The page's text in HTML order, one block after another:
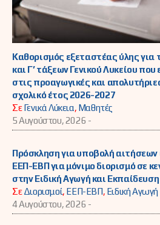
Καθορισμός εξεταστέας ύλης για
και Γ’ τάξεων Γενικού Λυκείου
στις προαγωγικές και
σχολικό έτος 2026-2027
ΣεΓενικά Λύκεια, Μαθητές
5 Αυγούστου, 2026 -
Πρόσκληση για υποβολή
ΕΕΠ-ΕΒΠ για μόνιμο διορισμό σε
στην Ειδική Αγωγή και Εκπαίδευση
ΣεΔιορισμοί, ΕΕΠ-ΕΒΠ, Ειδική Αγωγή
4 Αυγούστου, 2026 -